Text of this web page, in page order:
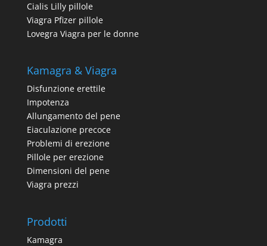
Cialis Lilly pillole
Viagra Pfizer pillole
Lovegra Viagra per le donne
Kamagra & Viagra
Disfunzione erettile
Impotenza
Allungamento del pene
Eiaculazione precoce
Problemi di erezione
Pillole per erezione
Dimensioni del pene
Viagra prezzi
Prodotti
Kamagra